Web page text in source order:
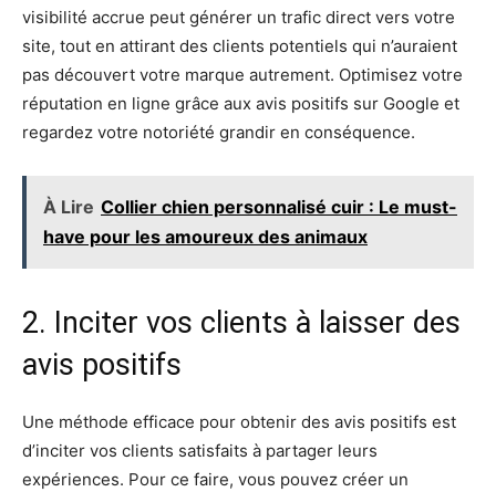
visibilité accrue peut générer un trafic direct vers votre
site, tout en attirant des clients potentiels qui n’auraient
pas découvert votre marque autrement. Optimisez votre
réputation en ligne grâce aux avis positifs sur Google et
regardez votre notoriété grandir en conséquence.
À Lire Collier chien personnalisé cuir : Le must-
have pour les amoureux des animaux
2. Inciter vos clients à laisser des
avis positifs
Une méthode efficace pour obtenir des avis positifs est
d’inciter vos clients satisfaits à partager leurs
expériences. Pour ce faire, vous pouvez créer un